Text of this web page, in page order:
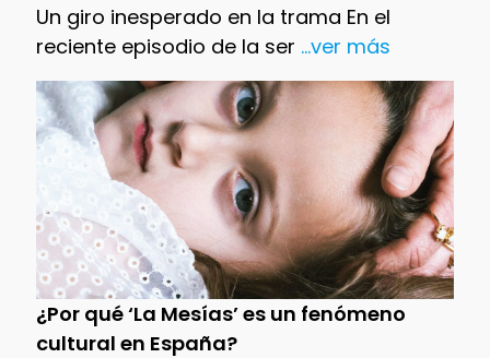
Un giro inesperado en la trama En el
reciente episodio de la ser ...ver más
¿Por qué ‘La Mesías’ es un fenómeno
cultural en España?